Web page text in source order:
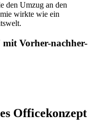
den Umzug an den
wirkte wie ein
Vorher-nachher-
Officekonzept